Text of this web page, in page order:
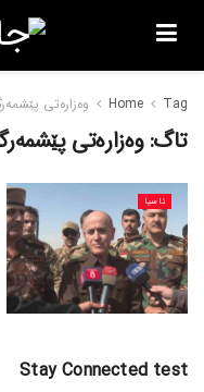
Home Tag وەزارەتی
تاگ:وەزارەتی
ئاسیا
Stay Connected test